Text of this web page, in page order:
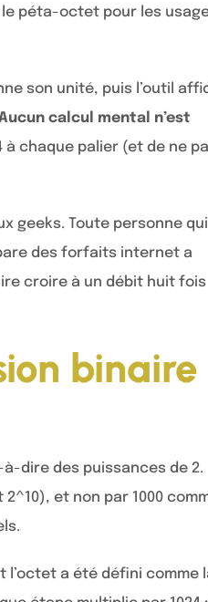
péta-octet pour les
son unité, puis l’outil
calcul mental n’est
à chaque palier (et de ne
geeks. Toute personne qui
des forfaits internet a
croire à un débit huit fois
binaire
à-dire des puissances de 2.
et non par 1000
l’octet a été défini comme